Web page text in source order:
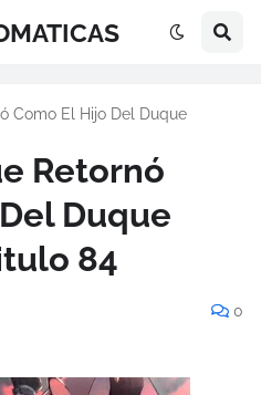
Como El Hijo Del Duque
Retornó
Duque
84
0